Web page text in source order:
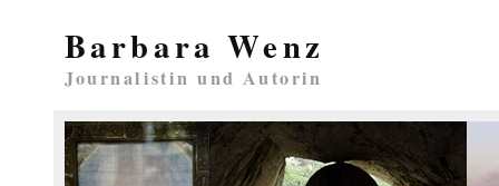
Barbara Wenz
Journalistin und Autorin